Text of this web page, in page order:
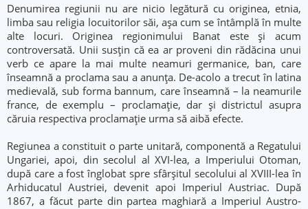
Denumirea regiunii nu are nicio legătură cu originea, etnia,
limba sau religia locuitorilor săi, aşa cum se întâmplă în multe
alte locuri. Originea regionimului Banat este şi acum
controversată. Unii susţin că ea ar proveni din rădăcina unui
verb ce apare la mai multe neamuri germanice, ban, care
înseamnă a proclama sau a anunţa. De-acolo a trecut în latina
medievală, sub forma bannum, care înseamnă – la neamurile
france, de exemplu – proclamaţie, dar şi districtul asupra
căruia respectiva proclamaţie urma să aibă efecte.
Regiunea a constituit o parte unitară, componentă a Regatului
Ungariei, apoi, din secolul al XVI-lea, a Imperiului Otoman,
după care a fost înglobat spre sfârșitul secolului al XVIII-lea în
Arhiducatul Austriei, devenit apoi Imperiul Austriac. După
1867, a făcut parte din partea maghiară a Imperiul Austro-